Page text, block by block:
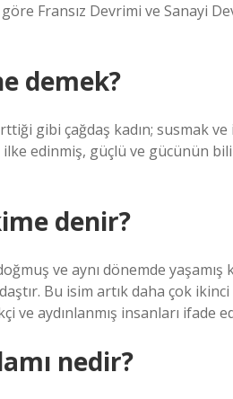
Fransız Devrimi ve Sanayi
demek?
gibi çağdaş kadın; susmak
ilke edinmiş, güçlü ve gücünün
denir?
ve aynı dönemde
Bu isim artık daha çok
ve aydınlanmış insanları ifade
nedir?